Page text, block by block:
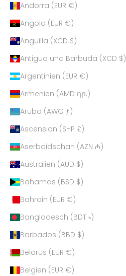
Andorra (EUR €)
Angola (EUR €)
Anguilla (XCD $)
Antigua und Barbuda (XCD $)
Argentinien (EUR €)
Armenien (AMD դր.)
Aruba (AWG ƒ)
Ascension (SHP £)
Aserbaidschan (AZN ₼)
Australien (AUD $)
Bahamas (BSD $)
Bahrain (EUR €)
Bangladesch (BDT ৳)
Barbados (BBD $)
Belarus (EUR €)
Belgien (EUR €)